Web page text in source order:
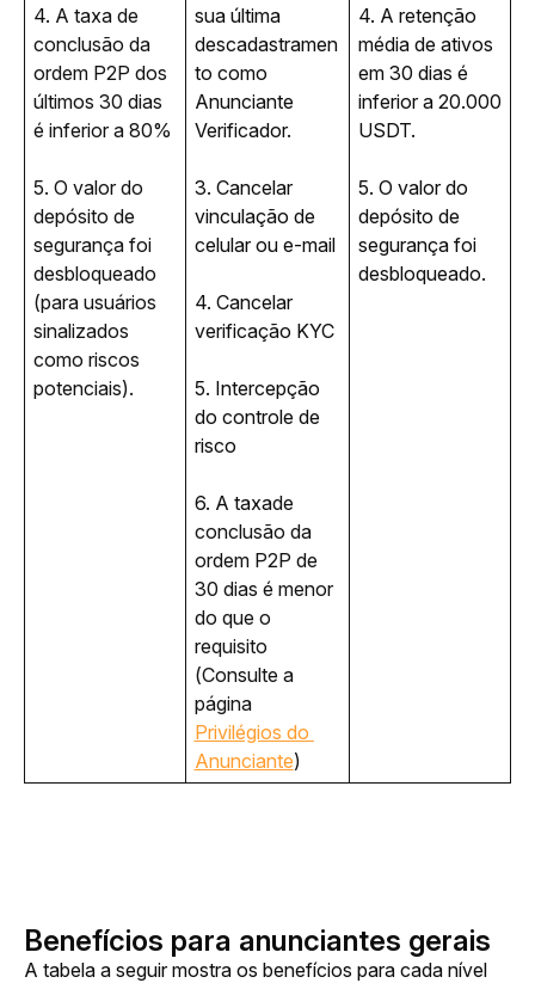
4. A taxa de
conclusão da
ordem P2P dos
últimos 30 dias
é inferior a 80%
5. O valor do
depósito de
segurança foi
desbloqueado
(para usuários
sinalizados
como riscos
potenciais).
sua última
descadastramen
to como
Anunciante
Verificador.
3. Cancelar
vinculação de
celular ou e-mail
4. Cancelar
verificação KYC
5. Intercepção
do controle de
risco
6. A taxade
conclusão da
ordem P2P de
30 dias é menor
do que o
requisito
(Consulte a
página
Privilégios do
Anunciante)
4. A retenção
média de ativos
em 30 dias é
inferior a 20.000
USDT.
5. O valor do
depósito de
segurança foi
desbloqueado.
Benefícios para anunciantes gerais
A tabela a seguir mostra os benefícios para cada nível